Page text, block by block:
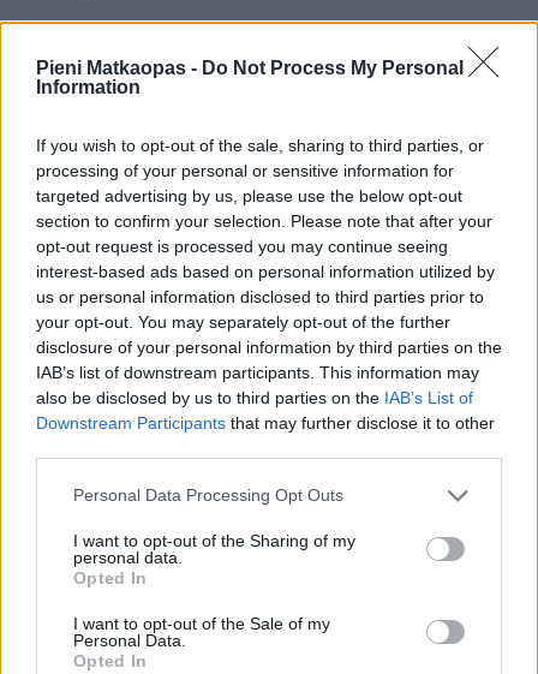
Pieni Matkaopas - Do Not Process My Personal
Information
If you wish to opt-out of the sale, sharing to third parties, or
processing of your personal or sensitive information for
targeted advertising by us, please use the below opt-out
section to confirm your selection. Please note that after your
opt-out request is processed you may continue seeing
interest-based ads based on personal information utilized by
us or personal information disclosed to third parties prior to
your opt-out. You may separately opt-out of the further
disclosure of your personal information by third parties on the
IAB’s list of downstream participants. This information may
also be disclosed by us to third parties on the IAB’s List of
Downstream Participants that may further disclose it to other
Personal Data Processing Opt Outs
I want to opt-out of the Sharing of my
personal data.
Opted In
I want to opt-out of the Sale of my
Personal Data.
Opted In
Get Your Guide -sivustolta voit hankkia liput
paikkoihin ja ajanvietteisiin Brysselissä